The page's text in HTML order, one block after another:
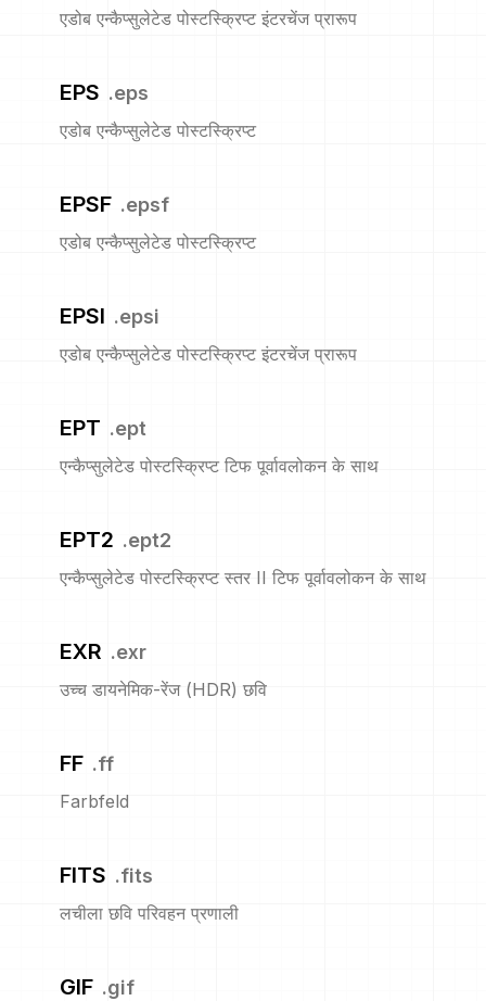
एडोब एन्कैप्सुलेटेड पोस्टस्क्रिप्ट इंटरचेंज प्रारूप
EPS .eps
एडोब एन्कैप्सुलेटेड पोस्टस्क्रिप्ट
EPSF .epsf
एडोब एन्कैप्सुलेटेड पोस्टस्क्रिप्ट
EPSI .epsi
एडोब एन्कैप्सुलेटेड पोस्टस्क्रिप्ट इंटरचेंज प्रारूप
EPT .ept
एन्कैप्सुलेटेड पोस्टस्क्रिप्ट टिफ पूर्वावलोकन के साथ
EPT2 .ept2
एन्कैप्सुलेटेड पोस्टस्क्रिप्ट स्तर II टिफ पूर्वावलोकन के साथ
EXR .exr
उच्च डायनेमिक-रेंज (HDR) छवि
FF .ff
Farbfeld
FITS .fits
लचीला छवि परिवहन प्रणाली
GIF .gif